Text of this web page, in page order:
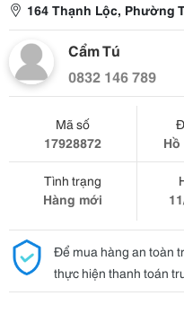
164 Thạnh Lộc, Phường
Cẩm Tú
0832 146 789
Mã số
17928872
Tình trạng
Hàng mới
Để mua hàng an toàn
thực hiện thanh toán